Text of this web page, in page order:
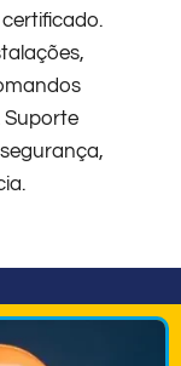
Suporte